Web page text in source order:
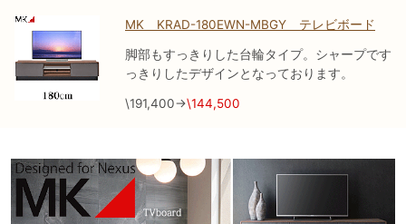
MK KRAD-180EWN-MBGY テレビボード
脚部もすっきりした台輪タイプ。シャープです
っきりしたデザインとなっております。
\191,400→\144,500